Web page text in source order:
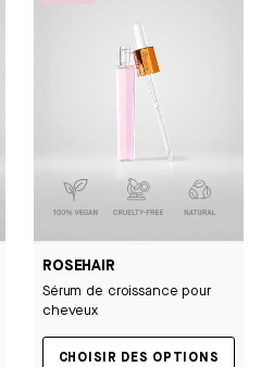
ROSEHAIR
Sérum de croissance pour
cheveux
CHOISIR DES OPTIONS